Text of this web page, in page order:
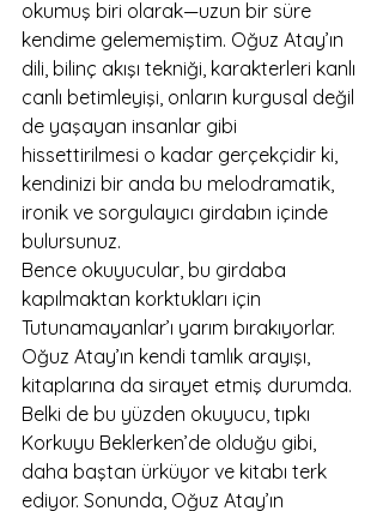
okumuş biri olarak—uzun bir süre
kendime gelememiştim. Oğuz Atay’ın
dili, bilinç akışı tekniği, karakterleri kanlı
canlı betimleyişi, onların kurgusal değil
de yaşayan insanlar gibi
hissettirilmesi o kadar gerçekçidir ki,
kendinizi bir anda bu melodramatik,
ironik ve sorgulayıcı girdabın içinde
bulursunuz.
Bence okuyucular, bu girdaba
kapılmaktan korktukları için
Tutunamayanlar’ı yarım bırakıyorlar.
Oğuz Atay’ın kendi tamlık arayışı,
kitaplarına da sirayet etmiş durumda.
Belki de bu yüzden okuyucu, tıpkı
Korkuyu Beklerken’de olduğu gibi,
daha baştan ürküyor ve kitabı terk
ediyor. Sonunda, Oğuz Atay’ın